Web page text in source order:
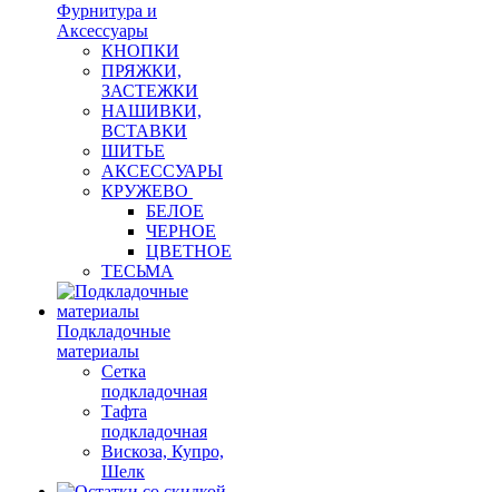
Фурнитура и
Аксессуары
КНОПКИ
ПРЯЖКИ,
ЗАСТЕЖКИ
НАШИВКИ,
ВСТАВКИ
ШИТЬЕ
АКСЕССУАРЫ
КРУЖЕВО
БЕЛОЕ
ЧЕРНОЕ
ЦВЕТНОЕ
ТЕСЬМА
Подкладочные
материалы
Сетка
подкладочная
Тафта
подкладочная
Вискоза, Купро,
Шелк